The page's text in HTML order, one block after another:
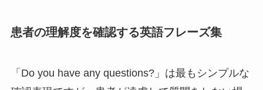
患者の理解度を確認する英語フレーズ集
「Do you have any questions?」は最もシンプルな